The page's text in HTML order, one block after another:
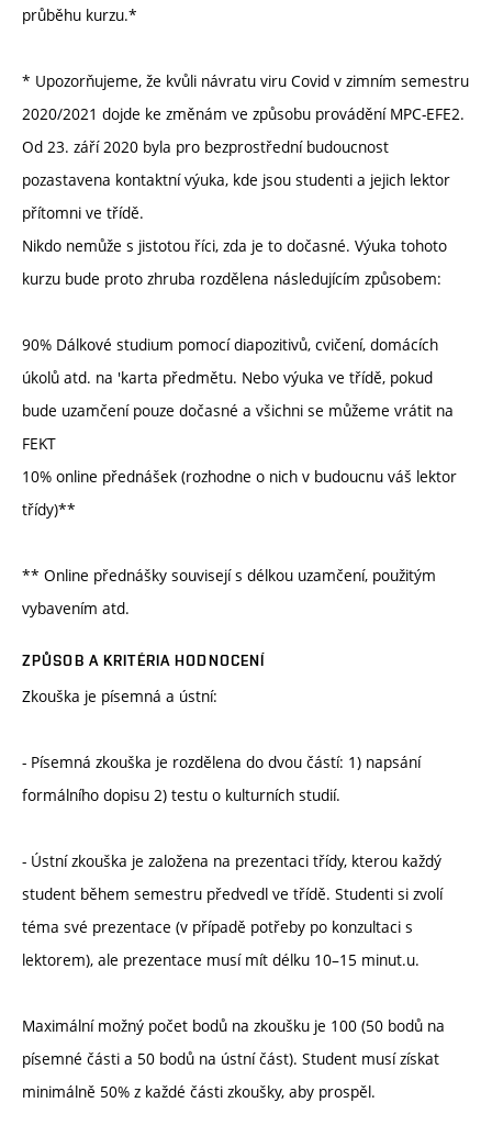
průběhu kurzu.*
* Upozorňujeme, že kvůli návratu viru Covid v zimním semestru
2020/2021 dojde ke změnám ve způsobu provádění MPC-EFE2.
Od 23. září 2020 byla pro bezprostřední budoucnost
pozastavena kontaktní výuka, kde jsou studenti a jejich lektor
přítomni ve třídě.
Nikdo nemůže s jistotou říci, zda je to dočasné. Výuka tohoto
kurzu bude proto zhruba rozdělena následujícím způsobem:
90% Dálkové studium pomocí diapozitivů, cvičení, domácích
úkolů atd. na 'karta předmětu. Nebo výuka ve třídě, pokud
bude uzamčení pouze dočasné a všichni se můžeme vrátit na
FEKT
10% online přednášek (rozhodne o nich v budoucnu váš lektor
třídy)**
** Online přednášky souvisejí s délkou uzamčení, použitým
vybavením atd.
ZPŮSOB A KRITÉRIA HODNOCENÍ
Zkouška je písemná a ústní:
- Písemná zkouška je rozdělena do dvou částí: 1) napsání
formálního dopisu 2) testu o kulturních studií.
- Ústní zkouška je založena na prezentaci třídy, kterou každý
student během semestru předvedl ve třídě. Studenti si zvolí
téma své prezentace (v případě potřeby po konzultaci s
lektorem), ale prezentace musí mít délku 10–15 minut.u.
Maximální možný počet bodů na zkoušku je 100 (50 bodů na
písemné části a 50 bodů na ústní část). Student musí získat
minimálně 50% z každé části zkoušky, aby prospěl.